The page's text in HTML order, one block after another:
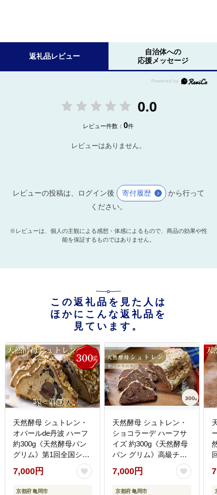
返礼品レビュー
自治体への
応援メッセージ
0.0
レビュー件数：0件
レビューはありません。
レビューの投稿は、ログイン後 寄付履歴
から行って
ください。
※レビューは、個人の主観による感想・体感によるもので、商品の効果や性
能を保証するものではありません。
この返礼品を見た人は
ほかにこんな返礼品を
見ています。
天然酵母 シュトレン・
オバールde丹波 ハーフ
約300g《天然酵母パン
グリム》第1回全国シュ
トレンコンテスト入賞
亀岡地域ブランド認定
品｜シュトレン クリス
7,000円
京都府 亀岡市
天然酵母 シュトレン・
ショコラーデ ハーフサ
イズ 約300g《天然酵母
パン グリム》高級チョ
コレート・丹波ワイン
使用 国産小麦｜クリス
マス プレゼント スイー
7,000円
京都府 亀岡市